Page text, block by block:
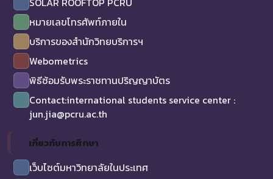
หมายเลขโทรศัพท์ภายใน
บริการของสำนักวิทยบริการฯ
Webometrics
พิธีซ้อมรับพระราชทานปริญญาบัตร
Contact:international students service center :
jun.jia@pcru.ac.th
เกี่ยวกับการศึกษา
เว็บไซต์มหาวิทยาลัยในประเทศ